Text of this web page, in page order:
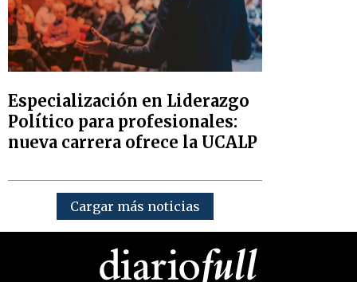
Especialización en Liderazgo
Político para profesionales:
nueva carrera ofrece la UCALP
Cargar más noticias